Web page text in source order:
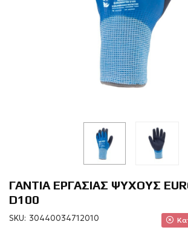
ΓΑΝΤΙΑ ΕΡΓΑΣΙΑΣ ΨΥΧΟΥΣ
D100
SKU: 30440034712010